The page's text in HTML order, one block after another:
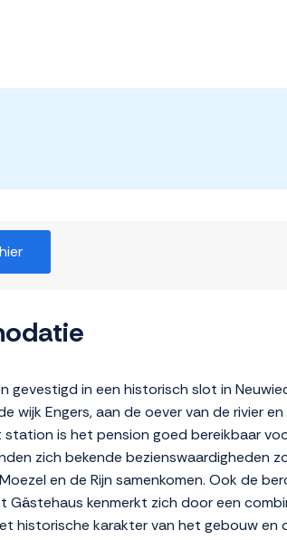
gevestigd in een historisch slot in
wijk Engers, aan de oever van de rivier
station is het pension goed bereikbaar
zich bekende bezienswaardigheden
en de Rijn samenkomen. Ook de
Gästehaus kenmerkt zich door een
historische karakter van het gebouw en